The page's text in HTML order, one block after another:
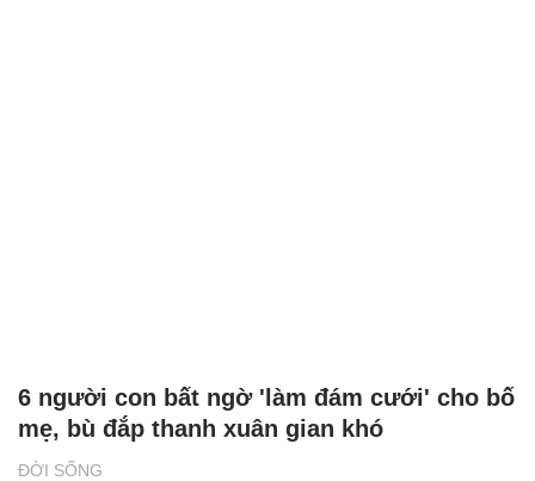
ĐỜI SỐNG
6 người con bất ngờ 'làm đám cưới' cho bố
mẹ, bù đắp thanh xuân gian khó